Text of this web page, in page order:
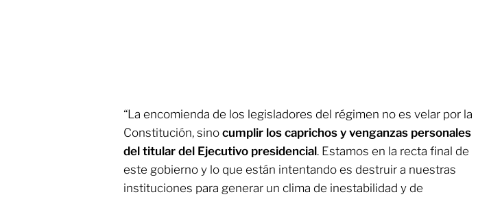
“La encomienda de los legisladores del régimen no es velar por la
Constitución, sino cumplir los caprichos y venganzas personales
del titular del Ejecutivo presidencial. Estamos en la recta final de
este gobierno y lo que están intentando es destruir a nuestras
instituciones para generar un clima de inestabilidad y de